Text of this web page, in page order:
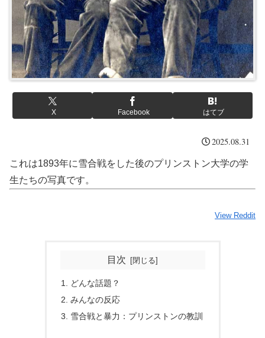
X Facebook はてブ
2025.08.31
これは1893年に雪合戦をした後のプリンストン大学の学
生たちの写真です。
View Reddit
目次
どんな話題？
みんなの反応
雪合戦と暴力：プリンストンの教訓